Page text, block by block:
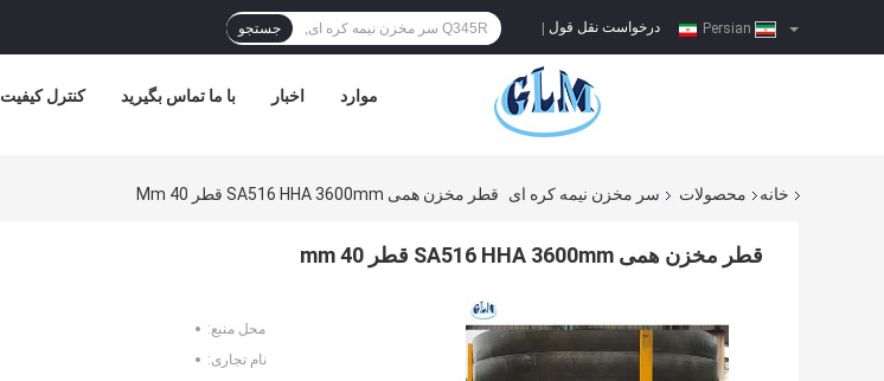
درخواست نقل قول جستجو
کنترل کیفیت با ما تماس بگیرید اخبار موارد
خانه محصولات سر مخزن نیمه کره ای قطر مخزن همی SA516 HHA 3600mm قطر 40 Mm
قطر مخزن همی SA516 HHA 3600mm قطر 40 mm
محل منبع:
نام تجاری: